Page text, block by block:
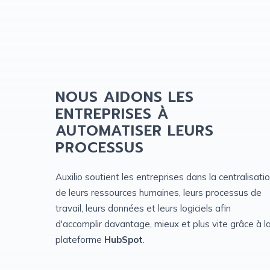
NOUS AIDONS LES
ENTREPRISES À
AUTOMATISER LEURS
PROCESSUS
Auxilio soutient les entreprises dans la
de leurs ressources humaines, leurs processus de
travail, leurs données et leurs logiciels afin
d'accomplir davantage, mieux et plus vite grâce à
plateforme HubSpot.